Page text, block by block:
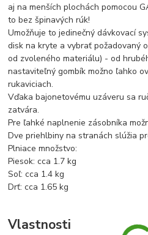
aj na menších plochách pomocou
to bez špinavých rúk!
Umožňuje to jedinečný dávkovací
disk na kryte a vybrať požadovaný
od zvoleného materiálu) - od
nastaviteľný gombík možno ľahko
rukaviciach.
Vďaka bajonetovému uzáveru sa
zatvára.
Pre ľahké naplnenie zásobníka
Dve priehlbiny na stranách slúžia
Plniace množstvo:
Piesok: cca 1.7 kg
Soľ: cca 1.4 kg
Drť: cca 1.65 kg
Vlastnosti